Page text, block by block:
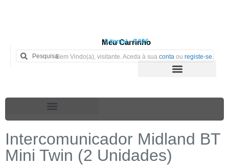
Meu Carrinho
0 iten(s) - 0.00€
Bem Vindo(a), visitante. Aceda à sua conta ou registe-se.
Intercomunicador Midland BT
Mini Twin (2 Unidades)